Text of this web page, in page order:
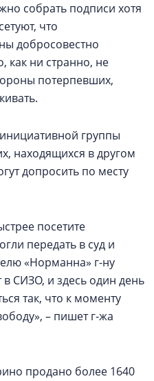
собрать подписи хотя
что
добросовестно
как ни странно, не
потерпевших,
группы
находящихся в другом
допросить по месту
посетите
передать в суд и
«Норманна» г-ну
СИЗО, и здесь один день
так, что к моменту
– пишет г-жа
продано более 1640